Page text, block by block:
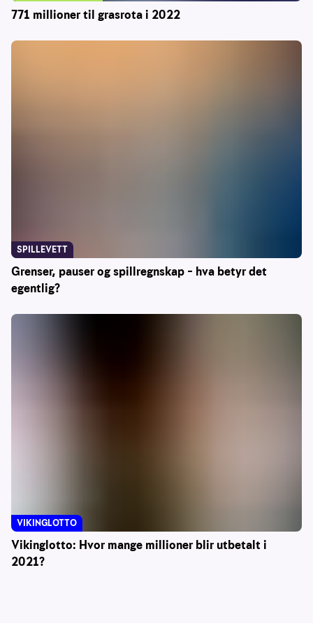
771 millioner til grasrota i 2022
Grenser, pauser og spillregnskap – hva betyr det
egentlig?
SPILLEVETT
Vikinglotto: Hvor mange millioner blir utbetalt i
2021?
VIKINGLOTTO